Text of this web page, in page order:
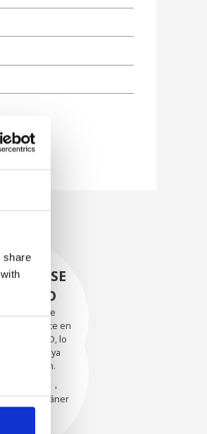
share
técnicos
evalúan
cada escáner
utilizables se
en
de ESD, lo
que no haya